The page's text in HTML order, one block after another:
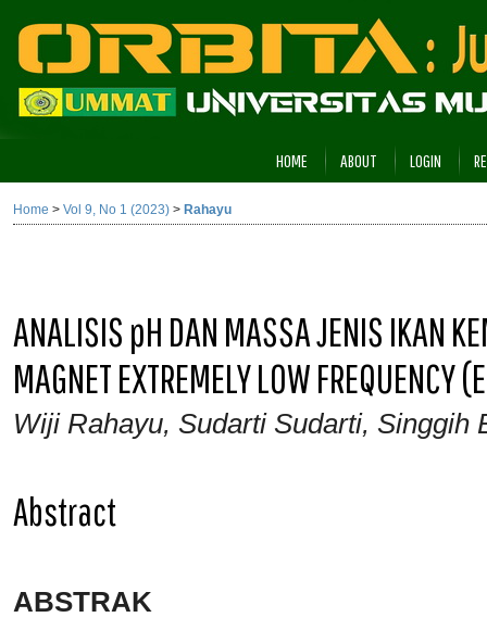
HOME ABOUT LOGIN
Home > Vol 9, No 1 (2023) > Rahayu
ANALISIS pH DAN MASSA JENIS IKAN
MAGNET EXTREMELY LOW FREQUENCY
Wiji Rahayu, Sudarti Sudarti, Singgih
Abstract
ABSTRAK